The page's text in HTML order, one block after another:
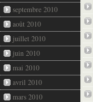
septembre 2010
août 2010
juillet 2010
juin 2010
mai 2010
avril 2010
mars 2010